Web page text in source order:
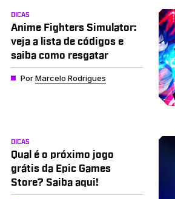
DICAS
Anime Fighters Simulator:
veja a lista de códigos e
saiba como resgatar
PorMarcelo Rodrigues
DICAS
Qual é o próximo jogo
grátis da Epic Games
Store? Saiba aqui!